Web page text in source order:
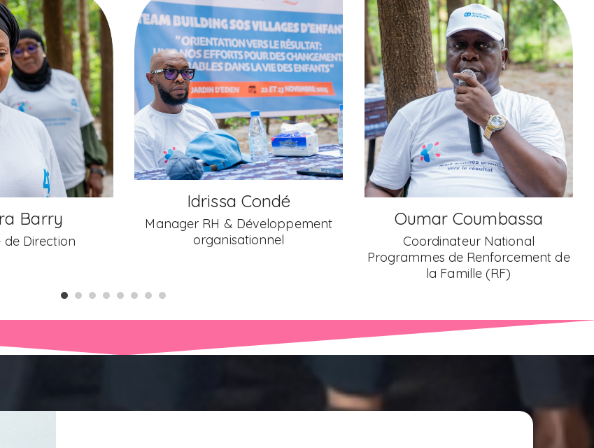
Condé
Développement
Oumar Coumbassa
Coordinateur National
Mamadou Dian Baldé
Manager Site Conakry